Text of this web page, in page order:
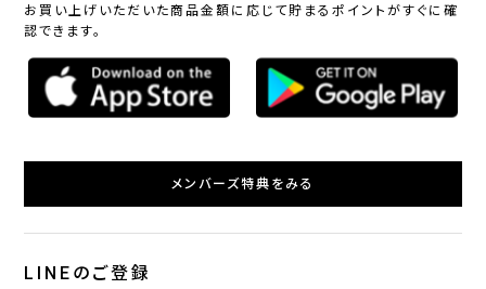
お買い上げいただいた商品金額に応じて貯まるポイントがすぐに確
認できます。
メンバーズ特典をみる
LINEのご登録